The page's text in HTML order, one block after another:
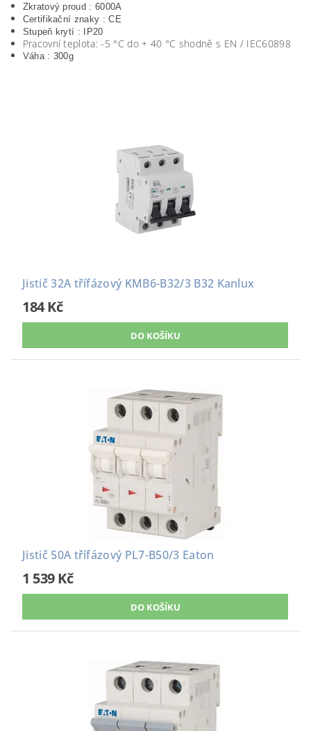
Zkratový proud : 6000A
Certifikační znaky : CE
Stupeň krytí : IP20
Pracovní teplota: -5 °C do + 40 °C shodně s EN / IEC60898
Váha : 300g
Jistič 32A třífázový KMB6-B32/3 B32 Kanlux
184 Kč
Jistič 50A třífázový PL7-B50/3 Eaton
1 539 Kč